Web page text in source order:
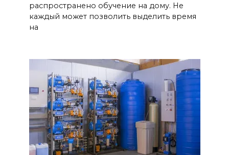
распространено обучение на дому. Не
каждый может позволить выделить время
на